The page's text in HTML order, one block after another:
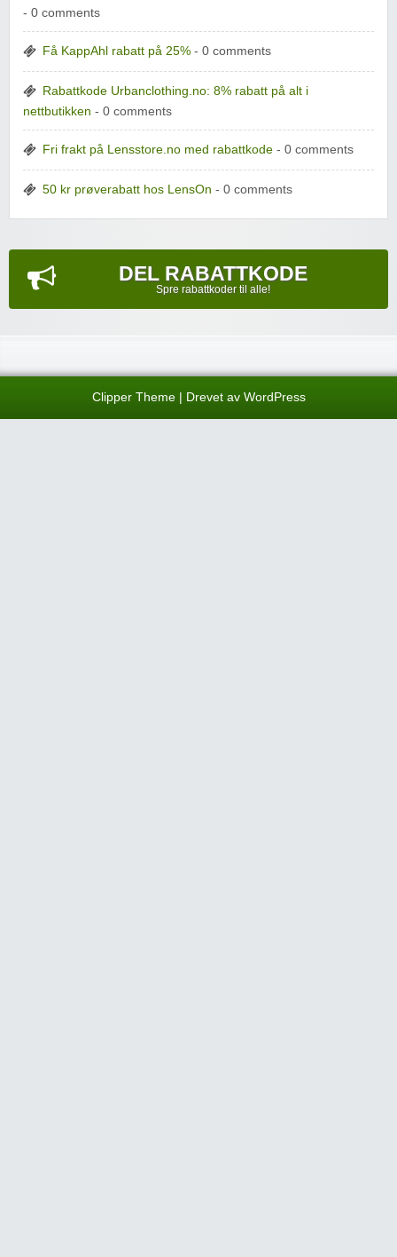
- 0 comments
Få KappAhl rabatt på 25% - 0 comments
Rabattkode Urbanclothing.no: 8% rabatt på alt i
nettbutikken - 0 comments
Fri frakt på Lensstore.no med rabattkode - 0 comments
50 kr prøverabatt hos LensOn - 0 comments
DEL RABATTKODE
Spre rabattkoder til alle!
Clipper Theme| Drevet av WordPress